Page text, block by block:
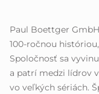
Paul Boettger
100-ročnou
Spoločnosť sa
a patrí medzi lídrov
vo veľkých sériách.